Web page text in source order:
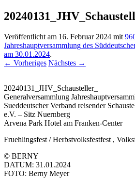
Veröffentlicht am 16. Februar 2024 mit
Jahreshauptversammlung des
am 30.01.2024.
← Vorheriges Nächstes →
20240131_JHV_Schausteller_
Generalversammlung
Sueddeutscher Verband reisender
e.V. – Sitz Nuernberg
Arvena Park Hotel am Franken-Center
Fruehlingsfest / Herbstvolksfestfest ,
© BERNY
DATUM: 31.01.2024
FOTO: Berny Meyer